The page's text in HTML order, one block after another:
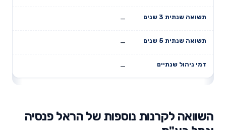
—
—
—
השוואה לקרנות נוספות של הראל פנסיה